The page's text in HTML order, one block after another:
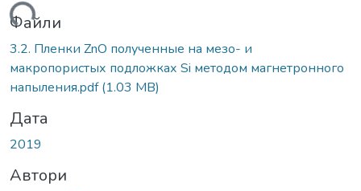
Файли
3.2. Пленки ZnO полученные на мезо- и
макропористых подложках Si методом магнетронного
напыления.pdf(1.03 MB)
Дата
2019
Автори